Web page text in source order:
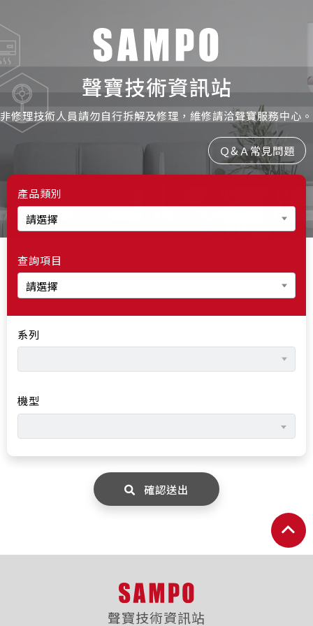
非修理技術人員請勿自行拆解及修理，維修請洽聲寶服務中心。
Ｑ&Ａ常見問題
產品類別
查詢項目
系列
機型
確認送出
聲寶技術資訊站